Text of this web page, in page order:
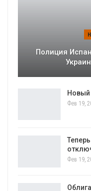
Полиция
Новый
Фев 19,
Фев 19,